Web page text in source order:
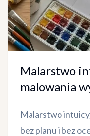
Malarstwo
malowania
Malarstwo
bez planu i bez